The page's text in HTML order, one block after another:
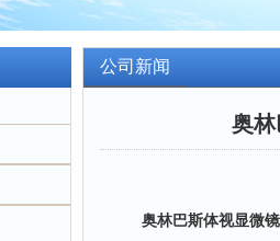
公司新闻
奥
奥林巴斯体视显微镜